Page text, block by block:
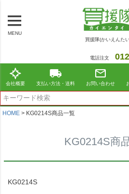
MENU
買援隊(かいえんた
電話注文
会社概要 支払い方法・送料 お問い合わせ
HOME KG0214S商品一覧
KG0214S商
KG0214S
商品番号/JANコード
在庫なし商品を表示しない
並び順
標準
新着順
価格が安い順
おすすめ順
検索